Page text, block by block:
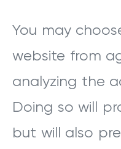
You may
website from
analyzing the
Doing so will
but will also